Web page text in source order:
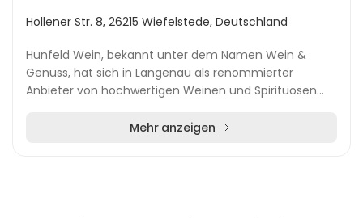
Hollener Str. 8, 26215 Wiefelstede, Deutschland
Hunfeld Wein, bekannt unter dem Namen Wein &
Genuss, hat sich in Langenau als renommierter
Anbieter von hochwertigen Weinen und Spirituosen
Mehr anzeigen